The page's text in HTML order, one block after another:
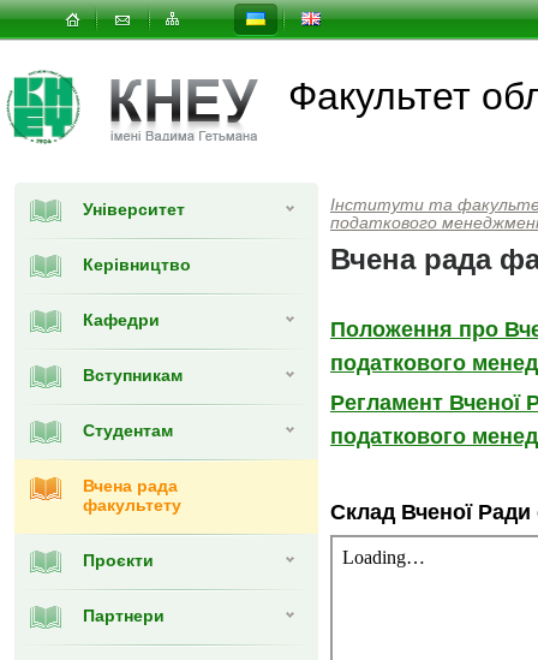
Факультет
Університет
Керівництво
Кафедри
Вступникам
Студентам
Вчена рада
факультету
Проєкти
Партнери
Інститути та
податкового
Вчена рада
Положення про
податкового
Регламент Вченої
податкового
Склад Вченої